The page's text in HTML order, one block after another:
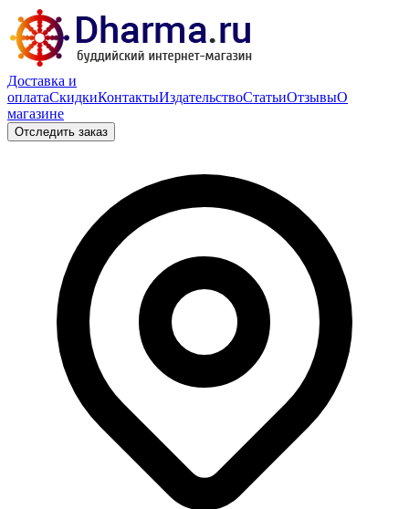
Доставка и
оплатаСкидкиКонтактыИздательствоСтатьиОтзывыО
магазине
Отследить заказ